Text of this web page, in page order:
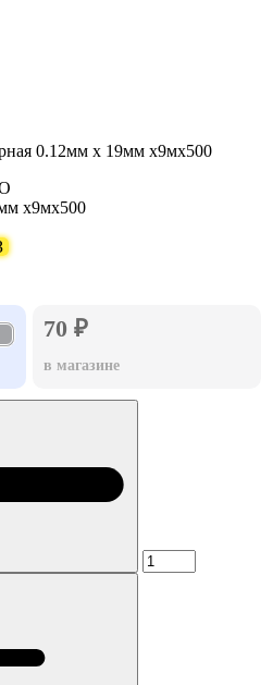
0.12мм х 19мм х9мх500
х9мх500
70 ₽
в магазине